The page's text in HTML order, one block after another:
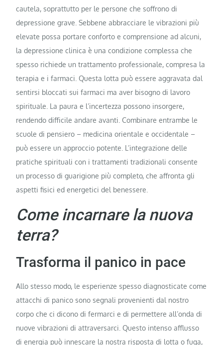
cautela, soprattutto per le persone che soffrono di
depressione grave. Sebbene abbracciare le vibrazioni più
elevate possa portare conforto e comprensione ad alcuni,
la depressione clinica è una condizione complessa che
spesso richiede un trattamento professionale, compresa la
terapia e i farmaci. Questa lotta può essere aggravata dal
sentirsi bloccati sui farmaci ma aver bisogno di lavoro
spirituale. La paura e l’incertezza possono insorgere,
rendendo difficile andare avanti. Combinare entrambe le
scuole di pensiero – medicina orientale e occidentale –
può essere un approccio potente. L’integrazione delle
pratiche spirituali con i trattamenti tradizionali consente
un processo di guarigione più completo, che affronta gli
aspetti fisici ed energetici del benessere.
Come incarnare la nuova
terra?
Trasforma il panico in pace
Allo stesso modo, le esperienze spesso diagnosticate come
attacchi di panico sono segnali provenienti dal nostro
corpo che ci dicono di fermarci e di permettere all’onda di
nuove vibrazioni di attraversarci. Questo intenso afflusso
di energia può innescare la nostra risposta di lotta o fuga,